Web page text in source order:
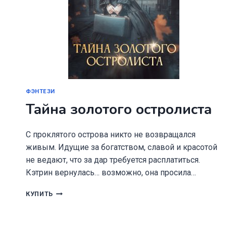
ФЭНТЕЗИ
Тайна золотого остролиста
С проклятого острова никто не возвращался
живым. Идущие за богатством, славой и красотой
не ведают, что за дар требуется расплатиться.
Кэтрин вернулась… возможно, она просила…
КУПИТЬ ТАЙНА